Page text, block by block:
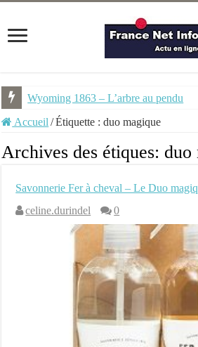
Wyoming 1863 – L’arbre au pendu
Accueil /Étiquette :duo magique
Archives des étiques: duo
Savonnerie Fer à cheval – Le Duo
celine.durindel
0